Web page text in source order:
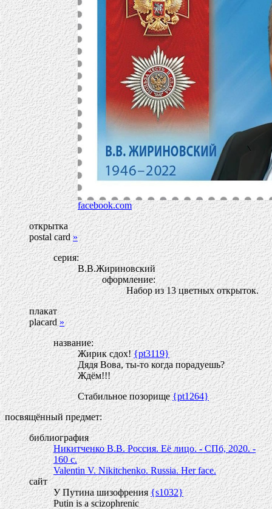
facebook.com
открытка
postal card»
серия:
В.В.Жириновский
оформление:
Набор из 13 цветных открыток.
плакат
placard »
название:
Жирик сдох!{pt3119}
Дядя Вова, ты-то когда порадуешь?
Ждём!!!
Стабильное позорище{pt1264}
посвящённый предмет:
библиография
Никитченко В.В. Россия. Её лицо. - СПб, 2020. -
160 с.
Valentin V. Nikitchenko. Russia. Her face.
сайт
У Путина шизофрения {s1032}
Putin is a scizophrenic